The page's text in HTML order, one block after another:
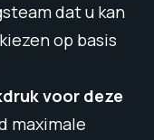
dat u kan
op basis
voor deze
maximale